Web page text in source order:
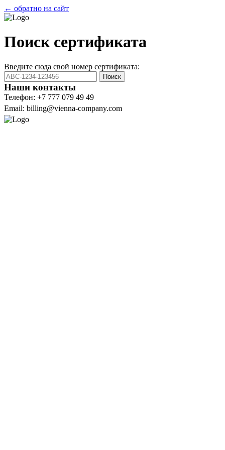
← обратно на сайт
Поиск сертификата
Введите сюда свой номер сертификата:
Поиск
Наши контакты
Телефон: +7 777 079 49 49
Email: billing@vienna-company.com